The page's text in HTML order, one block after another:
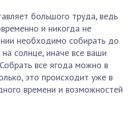
большого труда, ведь
и никогда не
необходимо собирать до
солнце, иначе все ваши
все ягода можно в
это происходит уже в
времени и возможностей